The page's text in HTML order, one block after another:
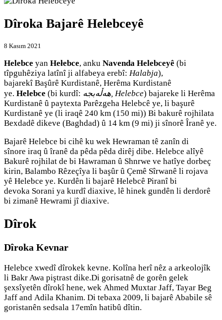
Dîroka Bajarê Helebceyê
8 Kasım 2021
Helebce yan Hełebce, anku Navenda Helebceyê (bi
tîpguhêziya latînî ji alfabeya erebî: Halabja),
bajarekî Başûrê Kurdistanê, Herêma Kurdistanê
ye. Helebce (bi kurdî: هەڵەبجە, Helebce) bajareke li Herêma
Kurdistanê û paytexta Parêzgeha Helebcê ye, li başurê
Kurdistanê ye (li iraqê 240 km (150 mi)) Bi bakurê rojhilata
Bexdadê dikeve (Baghdad) û 14 km (9 mi) ji sînorê Îranê ye.
Bajarê Helebce bi cihê ku wek Hewraman tê zanîn di
sînore iraq û îranê da pêda pêda dirêj dibe. Helebce alîyê
Bakurê rojhilat de bi Hawraman û Shnrwe ve hatîye dorbeç
kirin, Balambo Rêzeçîya li başûr û Çemê Sîrwanê li rojava
yê Helebce ye. Kurdên li bajarê Helebcê Piranî bi
devoka Sorani ya kurdî diaxive, lê hinek gundên li derdorê
bi zimanê Hewrami jî diaxive.
Dîrok
Dîroka Kevnar
Helebce xwedî dîrokek kevne. Kolîna herî nêz a arkeolojîk
li Bakr Awa piştrast dike.Di gorisatnê de gorên gelek
şexsîyetên dîrokî hene, wek Ahmed Muxtar Jaff, Tayar Beg
Jaff and Adila Khanim. Di tebaxa 2009, li bajarê Ababile sê
goristanên sedsala 17emîn hatibû dîtin.